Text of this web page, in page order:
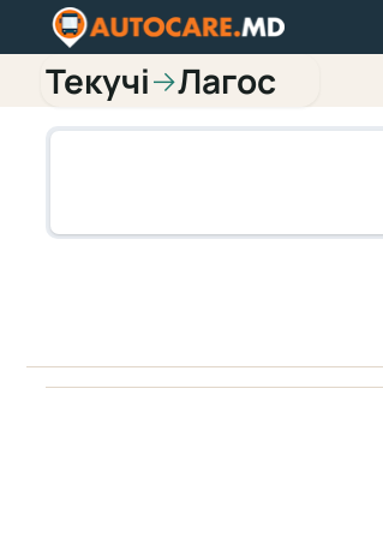
Текучі→Лагос